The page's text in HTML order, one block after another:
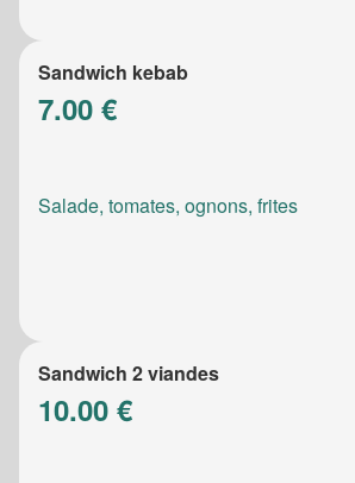
Sandwich kebab
7.00 €
Salade, tomates, ognons, frites
Sandwich 2 viandes
10.00 €